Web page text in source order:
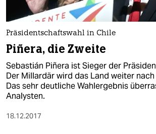
Präsidentschaftswahl in Chile
Piñera, die Zweite
Sebastián Piñera ist Sieger der
Der Millardär wird das Land weiter
Das sehr deutliche Wahlergebnis
Analysten.
18.12.2017